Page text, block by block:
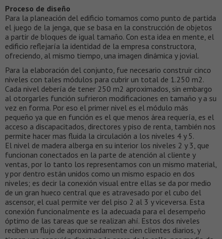
Proceso de diseño
Para la planeación del edificio tomamos como punto de partida
el juego de la jenga, que se basa en la construcción de objetos
a partir de bloques de igual tamaño. Con esta idea en mente, el
edificio reflejaría la identidad de la empresa constructora,
ofreciendo, al mismo tiempo, una imagen dinámica y jovial.
Para la elaboración del conjunto, fue necesario construir cinco
niveles con tales módulos para cubrir un total de 1.250 m2.
Cada nivel debería de tener 250 m2 aproximados, sin embargo
al otorgarles función sufrieron modificaciones en tamaño y a su
vez en forma. Por eso el primer nivel es el módulo más
pequeño ya que en función es el que menos área requería, es el
acceso a discapacitados, directores y piso de renta, también nos
permite hacer mas fluida la circulación a los niveles 4 y 5.
El nivel de madera alberga en su interior los niveles 2 y 3, que
funcionan conectados en la parte de atención al cliente y
ventas, por lo tanto los representamos con un mismo material,
y por dentro están unidos como un mismo espacio en dos
niveles; es decir la conexión visual entre ellas se da por medio
de un gran hueco central que es atravesado por el cubo del
ascensor, el cual permite ver del piso 2 al 3 y viceversa. Esta
conexión funcionalmente es la adecuada para el desempeño
óptimo de las tareas que se realizan ahí. Estos dos niveles
reciben un flujo de aproximadamente cien clientes diarios, y